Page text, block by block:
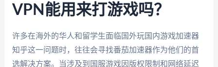
VPN能用来打游戏吗？
许多在海外的华人和留学生面临国外玩国内游戏加速器
知乎这一问题时，往往会寻找番茄加速器作为他们的首
选解决方案。当涉及到国服游戏因版权限制和网络延迟